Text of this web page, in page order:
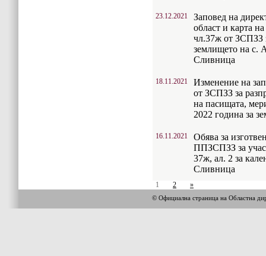
23.12.2021
Заповед на
област и карта
чл.37ж от ЗСПЗЗ
землището на с.
Сливница
18.11.2021
Изменение на
от ЗСПЗЗ за
на пасищата,
2022 година за
16.11.2021
Обява за
ППЗСПЗЗ за
37ж, ал. 2 за
Сливница
1 2 »
© Официална страница на